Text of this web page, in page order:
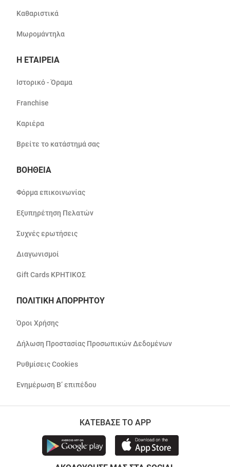
Καθαριστικά
Μωρομάντηλα
Η ΕΤΑΙΡΕΙΑ
Ιστορικό - Όραμα
Franchise
Καριέρα
Βρείτε το κατάστημά σας
ΒΟΗΘΕΙΑ
Φόρμα επικοινωνίας
Εξυπηρέτηση Πελατών
Συχνές ερωτήσεις
Διαγωνισμοί
Gift Cards ΚΡΗΤΙΚΟΣ
ΠΟΛΙΤΙΚΗ ΑΠΟΡΡΗΤΟΥ
Όροι Χρήσης
Δήλωση Προστασίας Προσωπικών Δεδομένων
Ρυθμίσεις Cookies
Ενημέρωση Β’ επιπέδου
ΚΑΤΕΒΑΣΕ ΤΟ APP